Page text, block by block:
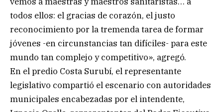
todos ellos: el gracias de corazón, el justo
reconocimiento por la tremenda tarea de formar
jóvenes -en circunstancias tan difíciles- para este
mundo tan complejo y competitivo», agregó.
En el predio Costa Surubí, el representante
legislativo compartió el escenario con autoridades
municipales encabezadas por el intendente,